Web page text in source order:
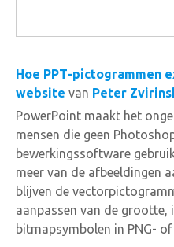
Hoe PPT-pictogrammen
website van Peter
PowerPoint maakt het
mensen die geen
bewerkingssoftware
meer van de afbeeldingen
blijven de
aanpassen van de
bitmapsymbolen in PNG-